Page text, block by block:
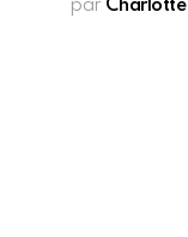
par Charlotte